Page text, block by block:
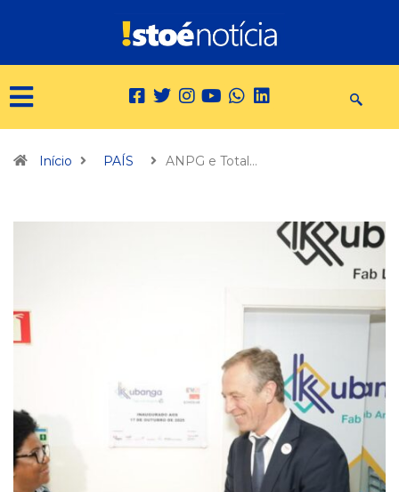
Início PAÍS ANPG e Total…